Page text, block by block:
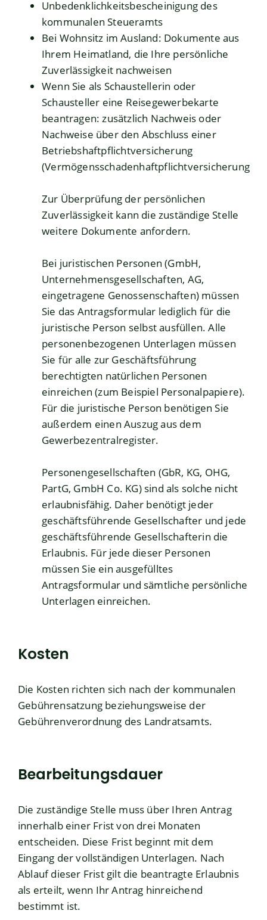
Unbedenklichkeitsbescheinigung des
kommunalen Steueramts
Bei Wohnsitz im Ausland: Dokumente aus
Ihrem Heimatland, die Ihre persönliche
Zuverlässigkeit nachweisen
Wenn Sie als Schaustellerin oder
Schausteller eine Reisegewerbekarte
beantragen: zusätzlich Nachweis oder
Nachweise über den Abschluss einer
Betriebshaftpflichtversicherung
(Vermögensschadenhaftpflichtversicherung
Zur Überprüfung der persönlichen
Zuverlässigkeit kann die zuständige Stelle
weitere Dokumente anfordern.
Bei juristischen Personen (GmbH,
Unternehmensgesellschaften, AG,
eingetragene Genossenschaften) müssen
Sie das Antragsformular lediglich für die
juristische Person selbst ausfüllen. Alle
personenbezogenen Unterlagen müssen
Sie für alle zur Geschäftsführung
berechtigten natürlichen Personen
einreichen (zum Beispiel Personalpapiere).
Für die juristische Person benötigen Sie
außerdem einen Auszug aus dem
Gewerbezentralregister.
Personengesellschaften (GbR, KG, OHG,
PartG, GmbH Co. KG) sind als solche nicht
erlaubnisfähig. Daher benötigt jeder
geschäftsführende Gesellschafter und jede
geschäftsführende Gesellschafterin die
Erlaubnis. Für jede dieser Personen
müssen Sie ein ausgefülltes
Antragsformular und sämtliche persönliche
Unterlagen einreichen.
Kosten
Die Kosten richten sich nach der kommunalen
Gebührensatzung beziehungsweise der
Gebührenverordnung des Landratsamts.
Bearbeitungsdauer
Die zuständige Stelle muss über Ihren Antrag
innerhalb einer Frist von drei Monaten
entscheiden. Diese Frist beginnt mit dem
Eingang der vollständigen Unterlagen. Nach
Ablauf dieser Frist gilt die beantragte Erlaubnis
als erteilt, wenn Ihr Antrag hinreichend
bestimmt ist.